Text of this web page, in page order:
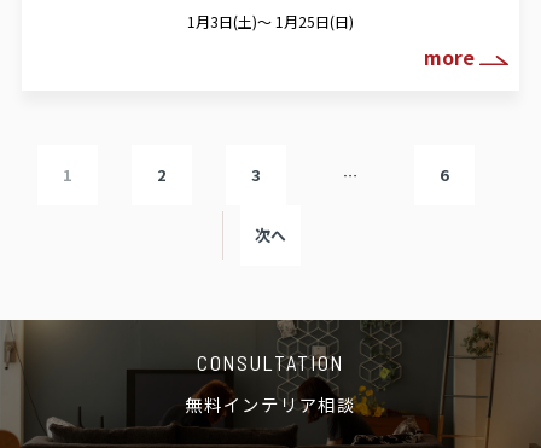
1月3日(土)～ 1月25日(日)
more
1 2 3 … 6
次へ
CONSULTATION
無料インテリア相談